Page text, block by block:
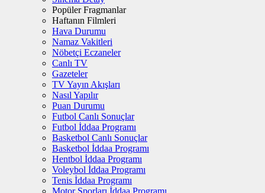
Popüler Fragmanlar
Haftanın Filmleri
Hava Durumu
Namaz Vakitleri
Nöbetçi Eczaneler
Canlı TV
Gazeteler
TV Yayın Akışları
Nasıl Yapılır
Puan Durumu
Futbol Canlı Sonuçlar
Futbol İddaa Programı
Basketbol Canlı Sonuçlar
Basketbol İddaa Programı
Hentbol İddaa Programı
Voleybol İddaa Programı
Tenis İddaa Programı
Motor Sporları İddaa Programı